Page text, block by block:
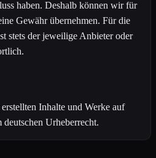
haben. Deshalb können wir für
Gewähr übernehmen. Für die
stets der jeweilige Anbieter oder
Inhalte und Werke auf
deutschen Urheberrecht.